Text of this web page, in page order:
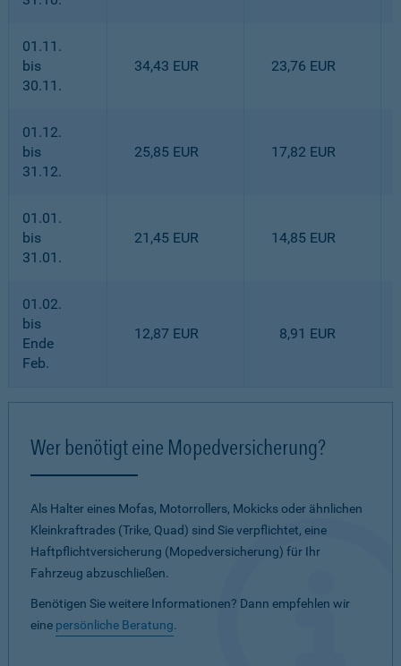
01.11.
bis
30.11.
34,43 EUR 23,76 EUR
01.12.
bis
31.12.
25,85 EUR 17,82 EUR
01.01.
bis
31.01.
21,45 EUR 14,85 EUR
01.02.
bis
Ende
Feb.
12,87 EUR 8,91 EUR
Wer benötigt eine Mopedversicherung?
Als Halter eines Mofas, Motorrollers, Mokicks oder ähnlichen
Kleinkraftrades (Trike, Quad) sind Sie verpflichtet, eine
Haftpflichtversicherung (Mopedversicherung) für Ihr
Fahrzeug abzuschließen.
Benötigen Sie weitere Informationen? Dann empfehlen wir
eine persönliche Beratung.